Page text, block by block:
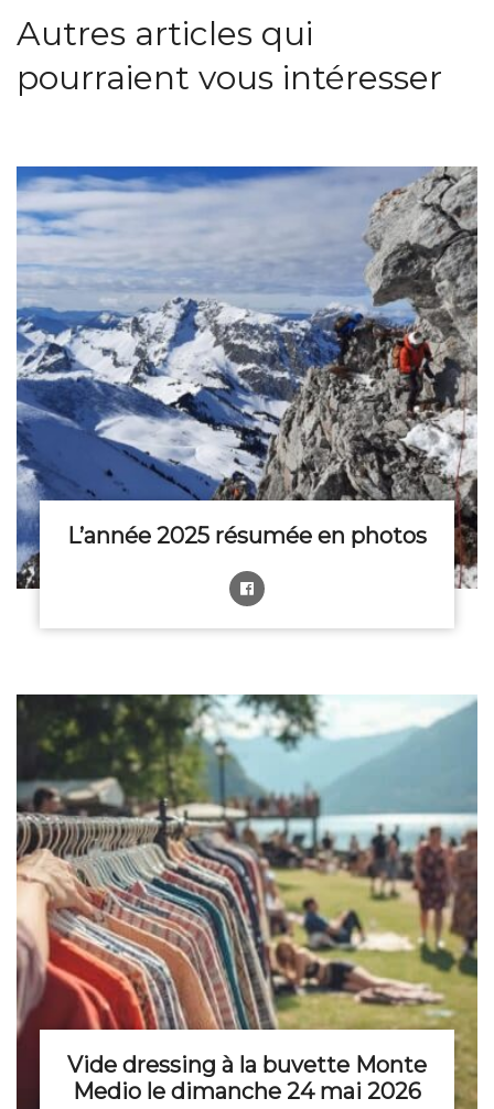
Autres articles qui
pourraient vous intéresser
L’année 2025 résumée en photos
Vide dressing à la buvette Monte
Medio le dimanche 24 mai 2026